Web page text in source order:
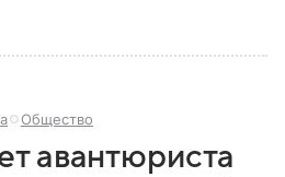
Общество
авантюриста